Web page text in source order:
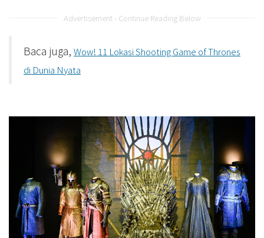
Advertisement - Continue Reading Below
Baca juga, Wow! 11 Lokasi Shooting Game of Thrones
di Dunia Nyata